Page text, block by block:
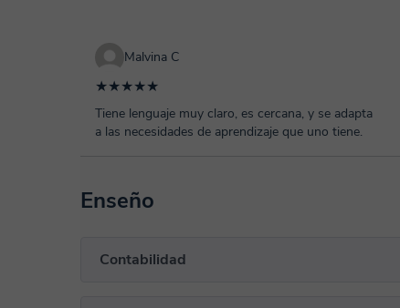
Malvina C
★★★★★
Tiene lenguaje muy claro, es cercana, y se adapta
a las necesidades de aprendizaje que uno tiene.
Enseño
Contabilidad